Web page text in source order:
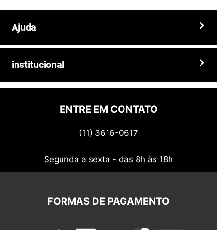
OFERTAS EXCLUSIVAS!
implementosagrícolas, com entrega para todo o Brasil. Nós